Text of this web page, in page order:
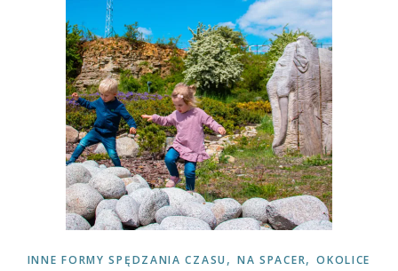
INNE FORMY SPĘDZANIA CZASU , NA SPACER,OKOLICE